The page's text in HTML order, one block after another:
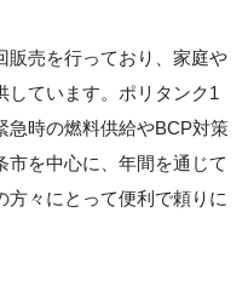
販売を行っており、家庭や
しています。ポリタンク1
急時の燃料供給やBCP対策
市を中心に、年間を通じて
方々にとって便利で頼りに